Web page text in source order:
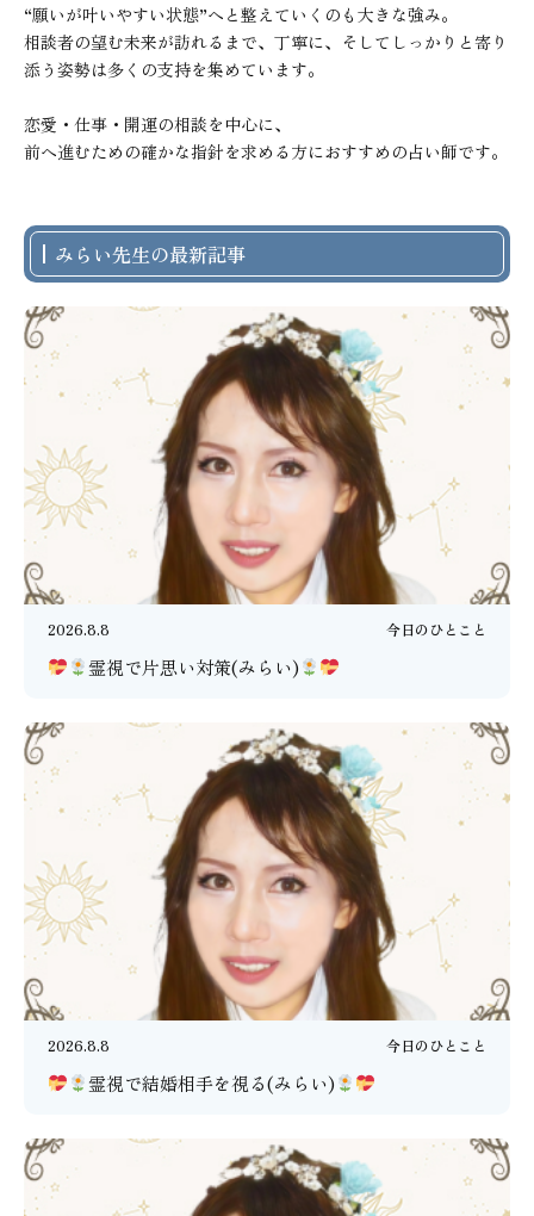
“願いが叶いやすい状態”へと整えていくのも大きな強み。
相談者の望む未来が訪れるまで、丁寧に、そしてしっかりと寄り
添う姿勢は多くの支持を集めています。
恋愛・仕事・開運の相談を中心に、
前へ進むための確かな指針を求める方におすすめの占い師です。
みらい先生の最新記事
2026.8.8 今日のひとこと
霊視で片思い対策(みらい)
2026.8.8 今日のひとこと
霊視で結婚相手を視る(みらい)